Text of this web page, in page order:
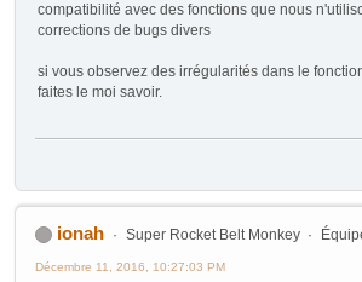
compatibilité avec des fonctions que nous
corrections de bugs divers
si vous observez des irrégularités dans le
faites le moi savoir.
ionah Super Rocket Belt Monkey
Décembre 11, 2016, 10:27:03 PM